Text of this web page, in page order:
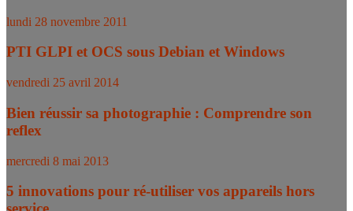
lundi 28 novembre 2011
PTI GLPI et OCS sous Debian et Windows
vendredi 25 avril 2014
Bien réussir sa photographie : Comprendre son
reflex
mercredi 8 mai 2013
5 innovations pour ré-utiliser vos appareils hors